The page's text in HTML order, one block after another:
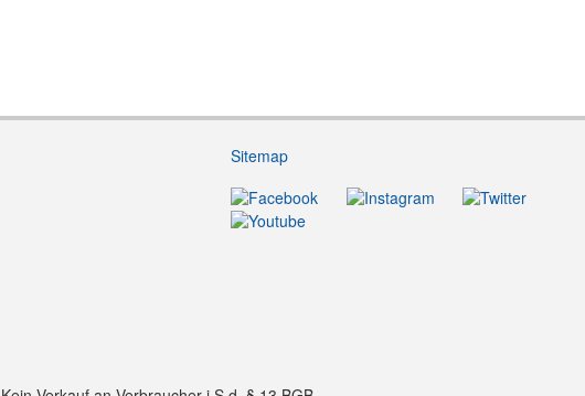
Sitemap